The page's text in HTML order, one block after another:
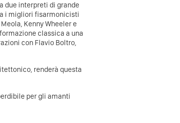
due interpreti di grande
i migliori fisarmonicisti
Kenny Wheeler e
classica a una
con Flavio Boltro,
renderà questa
per gli amanti